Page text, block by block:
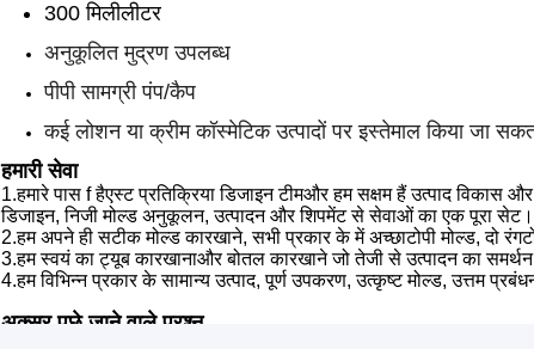
300 मिलीलीटर
अनुकूलित मुद्रण उपलब्ध
पीपी सामग्री पंप/कैप
कई लोशन या क्रीम कॉस्मेटिक उत्पादों पर इस्तेमाल किया जा
हमारी सेवा
1.हमारे पास f हैएस्ट प्रतिक्रिया डिजाइन टीमऔर हम सक्षम हैं उत्पाद विकास
डिजाइन, निजी मोल्ड अनुकूलन, उत्पादन और शिपमेंट से सेवाओं का एक पूरा सेट।
2.हम अपने ही सटीक मोल्ड कारखाने, सभी प्रकार के में अच्छाटोपी मोल्ड, दो रंग
3.हम स्वयं का ट्यूब कारखानाऔर बोतल कारखाने जो तेजी से उत्पादन का
4.हम विभिन्न प्रकार के सामान्य उत्पाद, पूर्ण उपकरण, उत्कृष्ट मोल्ड, उत्तम
अक्सर पूछे जाने वाले प्रश्न